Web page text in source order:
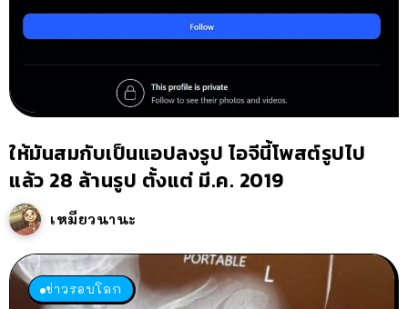
ให้มันสมกับเป็นแอปลงรูป ไอจีนี้โพสต์รูปไป
แล้ว 28 ล้านรูป ตั้งแต่ มี.ค. 2019
เหมียวนานะ
ข่าวรอบโลก